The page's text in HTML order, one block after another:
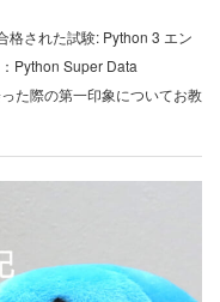
された試験: Python 3 エン
Python Super Data
た際の第一印象についてお教